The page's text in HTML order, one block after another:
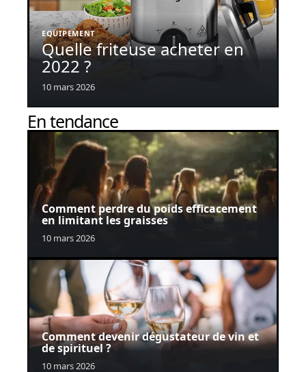
EQUIPEMENT
Quelle friteuse acheter en
2022 ?
10 mars 2026
En tendance
Comment perdre du poids efficacement
en limitant les graisses
10 mars 2026
Comment devenir dégustateur de vin et
de spirituel ?
10 mars 2026